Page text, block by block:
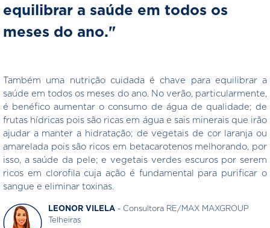
equilibrar a saúde em todos os
meses do ano."
Também uma nutrição cuidada é chave para equilibrar a
saúde em todos os meses do ano. No verão, particularmente,
é benéfico aumentar o consumo de água de qualidade; de
frutas hídricas pois são ricas em água e sais minerais que irão
ajudar a manter a hidratação; de vegetais de cor laranja ou
amarelada pois são ricos em betacarotenos melhorando, por
isso, a saúde da pele; e vegetais verdes escuros por serem
ricos em clorofila cuja ação é fundamental para purificar o
sangue e eliminar toxinas.
LEONOR VILELA- Consultora RE/MAX MAXGROUP
Telheiras